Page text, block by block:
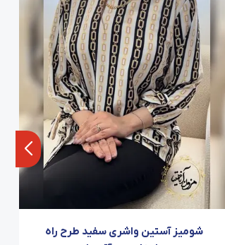
شومیز آستین واشری سفید طرح راه